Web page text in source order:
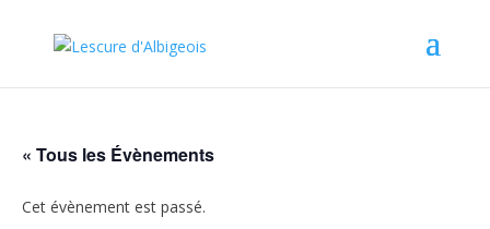
« Tous les Évènements
Cet évènement est passé.